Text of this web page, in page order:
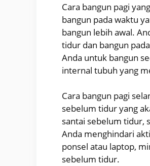
Cara bangun pagi
bangun pada waktu
bangun lebih awal.
tidur dan bangun
Anda untuk bangun
internal tubuh yang
Cara bangun pagi
sebelum tidur yang
santai sebelum tidur,
Anda menghindari
ponsel atau laptop,
sebelum tidur.